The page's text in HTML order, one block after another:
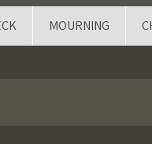
MOURNING